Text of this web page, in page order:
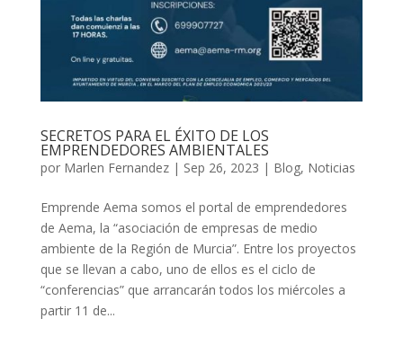
SECRETOS PARA EL ÉXITO DE LOS
EMPRENDEDORES AMBIENTALES
por Marlen Fernandez| Sep 26, 2023 | Blog, Noticias
Emprende Aema somos el portal de emprendedores
de Aema, la “asociación de empresas de medio
ambiente de la Región de Murcia”. Entre los proyectos
que se llevan a cabo, uno de ellos es el ciclo de
“conferencias” que arrancarán todos los miércoles a
partir 11 de...